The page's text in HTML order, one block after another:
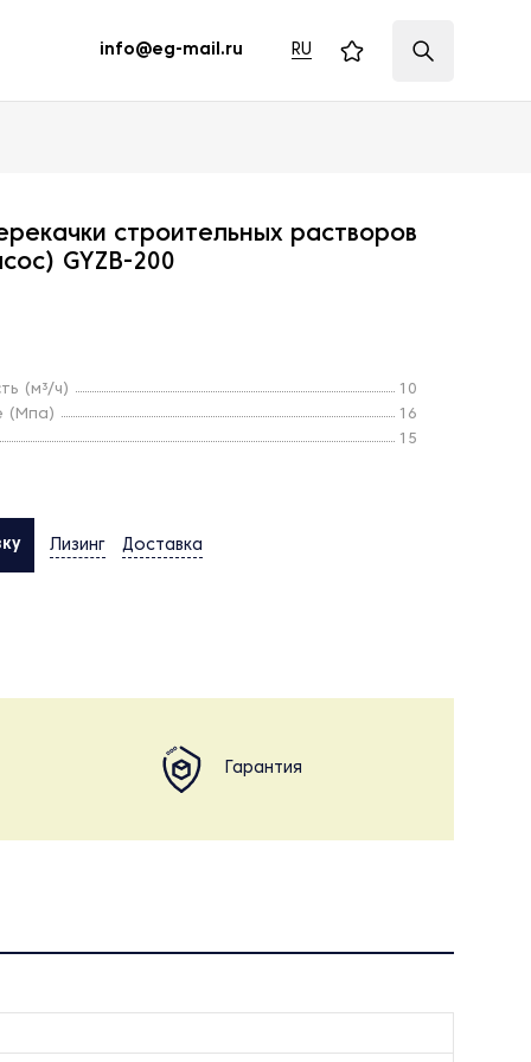
info@eg-mail.ru RU
строительных растворов
GYZB-200
(м³/ч)
10
(Мпа)
16
15
Лизинг Доставка
Гарантия